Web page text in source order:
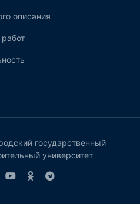
описания
государственный
университет